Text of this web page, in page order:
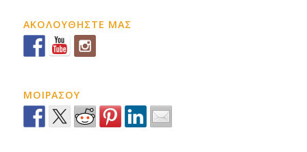
ΑΚΟΛΟΥΘΗΣΤΕ ΜΑΣ
ΜΟΙΡΑΣΟΥ